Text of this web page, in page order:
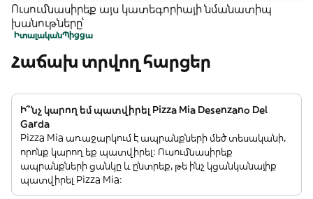
Ուսումնասիրեք այս կատեգորիայի նմանատիպ
խանութները՝
ԻտալականՊիցցա
Հաճախ տրվող հարցեր
Ի՞նչ կարող եմ պատվիրել Pizza Mia Desenzano Del
Garda
Pizza Mia առաջարկում է ապրանքների մեծ տեսականի,
որոնք կարող եք պատվիրել: Ուսումնասիրեք
ապրանքների ցանկը և ընտրեք, թե ինչ կցանկանայիք
պատվիրել Pizza Mia: